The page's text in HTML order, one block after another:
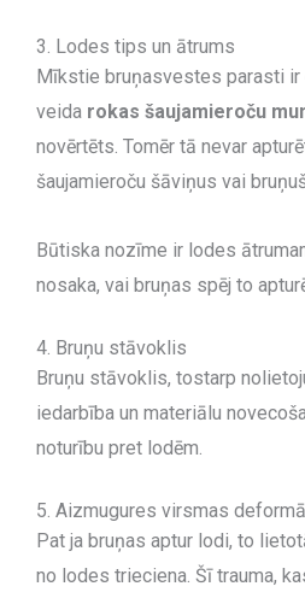
3. Lodes tips un ātrums
Mīkstie bruņasvestes parasti
veida rokas šaujamieroču
novērtēts. Tomēr tā nevar
šaujamieroču šāviņus vai
Būtiska nozīme ir lodes
nosaka, vai bruņas spēj to
4. Bruņu stāvoklis
Bruņu stāvoklis, tostarp
iedarbība un materiālu
noturību pret lodēm.
5. Aizmugures virsmas
Pat ja bruņas aptur lodi, to
no lodes trieciena. Šī trauma,